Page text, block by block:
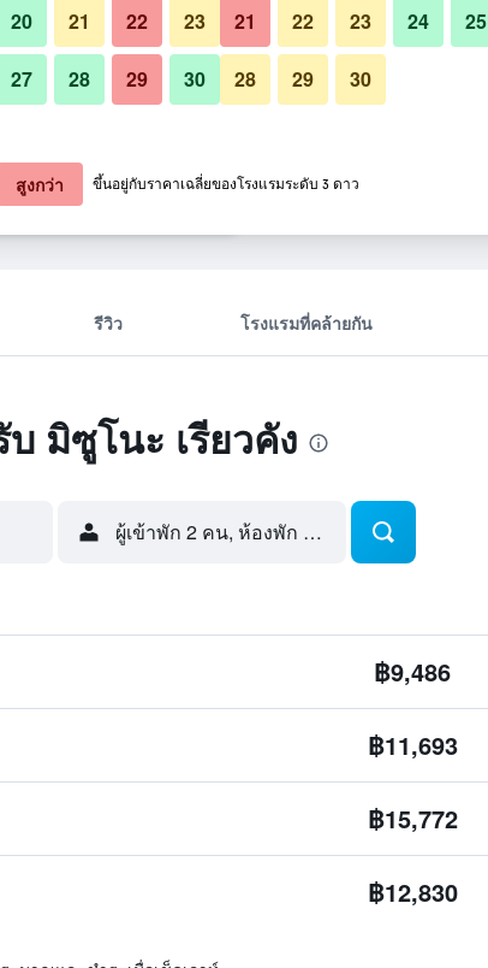
เช็คดีล
เช็คดีล รูปภาพของ มิซูโนะ เรียวคัง
รีวิว โรงแรมที่คล้ายกัน
มิซูโนะ เรียวคัง
ผู้เข้าพัก 2 คน, ห้องพัก 1 ห้อง
฿9,486
฿11,693
฿15,772
฿12,830
20 21 22 23
27 28 29 30
21 22 23 24 25
28 29 30
สูงกว่า ขึ้นอยู่กับราคาเฉลี่ยของโรงแรมระดับ 3 ดาว